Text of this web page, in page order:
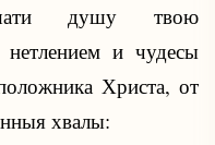
душу твою
и чудесы
Христа, от
хвалы: